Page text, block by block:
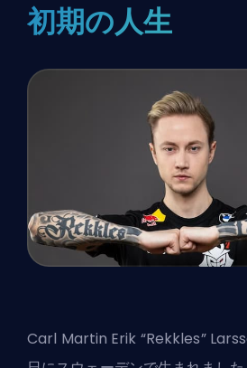
初期の人生
Carl Martin Erik “Rekkles”